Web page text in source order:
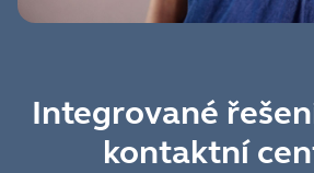
Integrované
kontaktní